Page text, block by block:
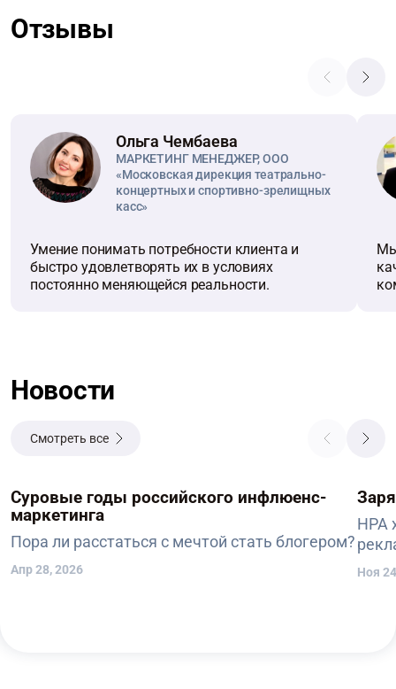
Отзывы
Ольга Чембаева
МАРКЕТИНГ МЕНЕДЖЕР, ООО
«Московская дирекция театрально-
концертных и спортивно-зрелищных
касс»
Умение понимать потребности клиента и
быстро удовлетворять их в условиях
постоянно меняющейся реальности.
Новости
Смотреть все
Суровые годы российского инфлюенс-
маркетинга
Пора ли расстаться с мечтой стать блогером?
Апр 28, 2026
НРА
Ноя